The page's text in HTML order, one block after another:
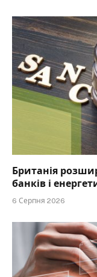
Британія
банків і
6 Серпня 2026